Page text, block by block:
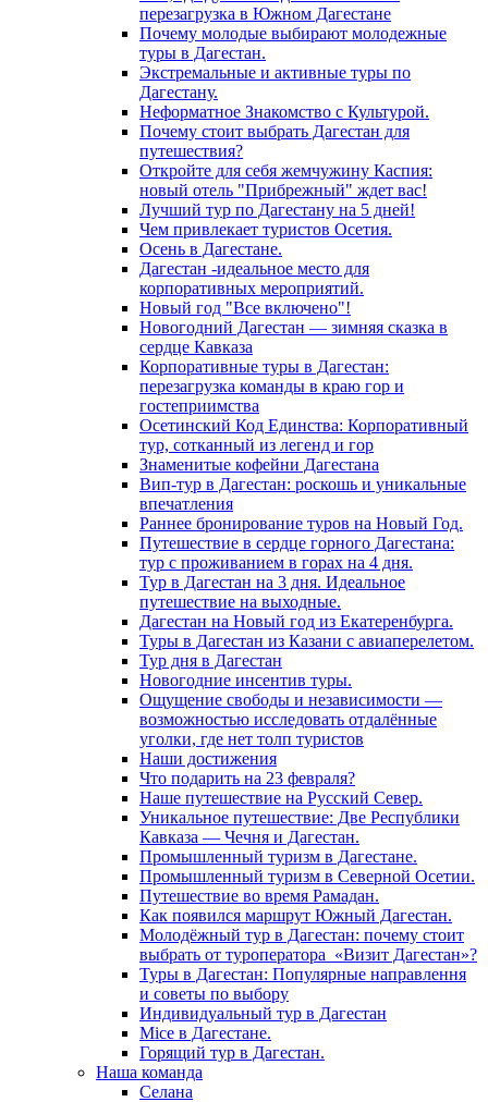
перезагрузка в Южном Дагестане
Почему молодые выбирают молодежные
туры в Дагестан.
Экстремальные и активные туры по
Дагестану.
Неформатное Знакомство с Культурой.
Почему стоит выбрать Дагестан для
путешествия?
Откройте для себя жемчужину Каспия:
новый отель "Прибрежный" ждет вас!
Лучший тур по Дагестану на 5 дней!
Чем привлекает туристов Осетия.
Осень в Дагестане.
Дагестан -идеальное место для
корпоративных мероприятий.
Новый год "Все включено"!
Новогодний Дагестан — зимняя сказка в
сердце Кавказа
Корпоративные туры в Дагестан:
перезагрузка команды в краю гор и
гостеприимства
Осетинский Код Единства: Корпоративный
тур, сотканный из легенд и гор
Знаменитые кофейни Дагестана
Вип-тур в Дагестан: роскошь и уникальные
впечатления
Раннее бронирование туров на Новый Год.
Путешествие в сердце горного Дагестана:
тур с проживанием в горах на 4 дня.
Тур в Дагестан на 3 дня. Идеальное
путешествие на выходные.
Дагестан на Новый год из Екатеренбурга.
Туры в Дагестан из Казани с авиаперелетом.
Тур дня в Дагестан
Новогодние инсентив туры.
Ощущение свободы и независимости —
возможностью исследовать отдалённые
уголки, где нет толп туристов
Наши достижения
Что подарить на 23 февраля?
Наше путешествие на Русский Север.
Уникальное путешествие: Две Республики
Кавказа — Чечня и Дагестан.
Промышленный туризм в Дагестане.
Промышленный туризм в Северной Осетии.
Путешествие во время Рамадан.
Как появился маршрут Южный Дагестан.
Молодёжный тур в Дагестан: почему стоит
выбрать от туроператора «Визит Дагестан»?
Туры в Дагестан: Популярные направлення
и советы по выбору
Индивидуальный тур в Дагестан
Mice в Дагестане.
Горящий тур в Дагестан.
Наша команда
Селана